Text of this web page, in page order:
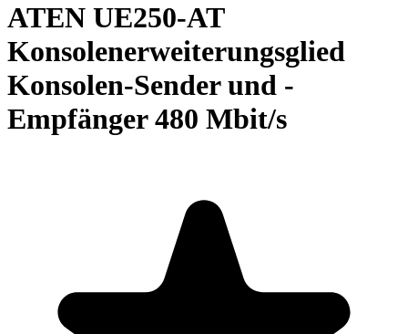
ATEN UE250-AT
Konsolenerweiterungsglied
Konsolen-Sender und -
Empfänger 480 Mbit/s